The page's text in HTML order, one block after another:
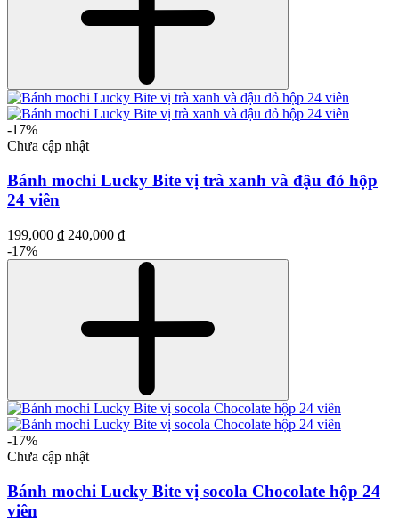
-17%
Chưa cập nhật
Bánh mochi Lucky Bite vị trà xanh và đậu đỏ hộp
24 viên
199,000 ₫ 240,000 ₫
-17%
-17%
Chưa cập nhật
Bánh mochi Lucky Bite vị socola Chocolate hộp 24
viên